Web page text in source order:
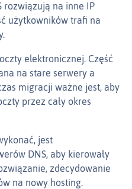
rozwiązują na inne IP
użytkowników trafi na
elektronicznej. Część
na stare serwery a
migracji ważne jest, aby
przez cały okres
jest
DNS, aby kierowały
zdecydowanie
na nowy hosting.